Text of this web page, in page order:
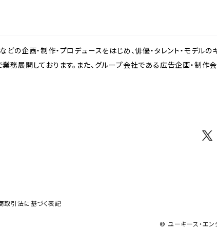
どの企画・制作・プロデュースをはじめ、俳優・タレント・モデル
務展開しております。また、グループ会社である広告企画・制作
取引法に基づく表記
© ユーキース・エン